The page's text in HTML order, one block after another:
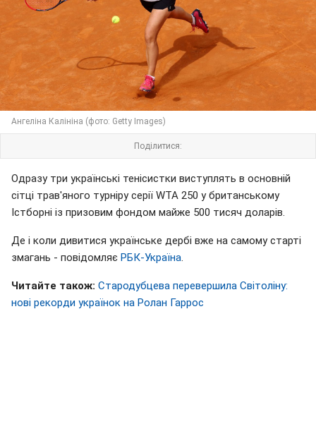
Ангеліна Калініна (фото: Getty Images)
Поділитися:
Одразу три українські тенісистки виступлять в основній
сітці трав'яного турніру серії WTA 250 у британському
Істборні із призовим фондом майже 500 тисяч доларів.
Де і коли дивитися українське дербі вже на самому старті
змагань - повідомляє РБК-Україна
Читайте також: Стародубцева перевершила Світоліну:
нові рекорди українок на Ролан Гаррос